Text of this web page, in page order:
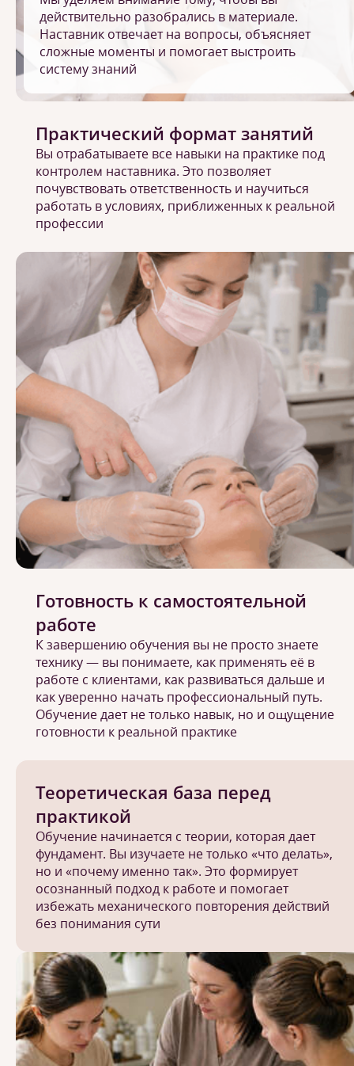
действительно разобрались в материале.
Наставник отвечает на вопросы, объясняет
сложные моменты и помогает выстроить
систему знаний
Теоретическая база перед
практикой
Обучение начинается с теории, которая дает
фундамент. Вы изучаете не только «что делать»,
но и «почему именно так». Это формирует
осознанный подход к работе и помогает
избежать механического повторения действий
без понимания сути
Практический формат занятий
Вы отрабатываете все навыки на практике под
контролем наставника. Это позволяет
почувствовать ответственность и научиться
работать в условиях, приближенных к реальной
профессии
Готовность к самостоятельной
работе
К завершению обучения вы не просто знаете
технику — вы понимаете, как применять её в
работе с клиентами, как развиваться дальше и
как уверенно начать профессиональный путь.
Обучение дает не только навык, но и ощущение
готовности к реальной практике